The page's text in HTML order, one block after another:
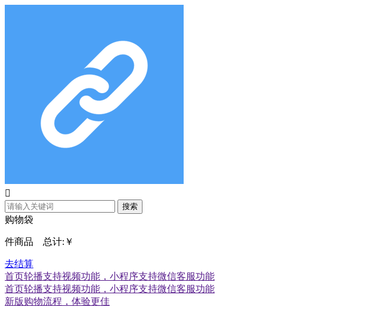

搜索
购物袋
件商品 总计: ￥
去结算
首页轮播支持视频功能，小程序支持微信客服功能
首页轮播支持视频功能，小程序支持微信客服功能
新版购物流程，体验更佳